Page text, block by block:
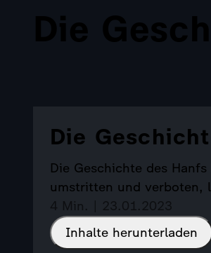
Die
Die
Die Geschichte des
umstritten und verboten,
4 Min. | 23.01.2023
Inhalte herunterladen